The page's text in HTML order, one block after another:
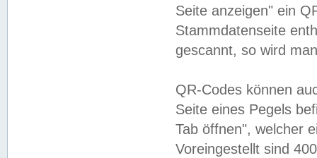
Seite anzeigen" ein
Stammdatenseite
gescannt, so wird
QR-Codes können
Seite eines Pegels
Tab öffnen", welcher
Voreingestellt sind